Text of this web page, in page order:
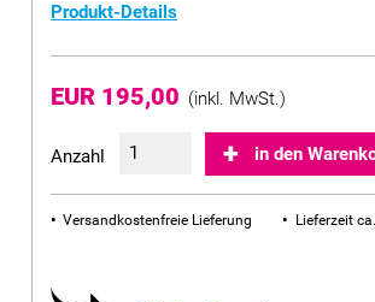
Produkt-Details
EUR 195,00 (inkl. MwSt.)
Anzahl in den
Versandkostenfreie Lieferung Lieferzeit